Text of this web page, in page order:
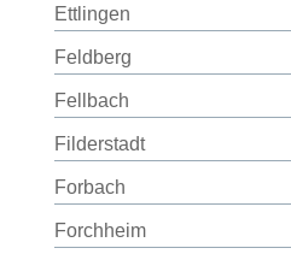
Ettlingen
Feldberg
Fellbach
Filderstadt
Forbach
Forchheim